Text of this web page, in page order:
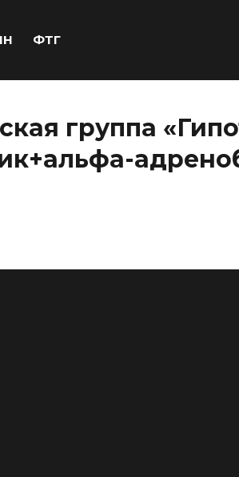
ФТГ
группа